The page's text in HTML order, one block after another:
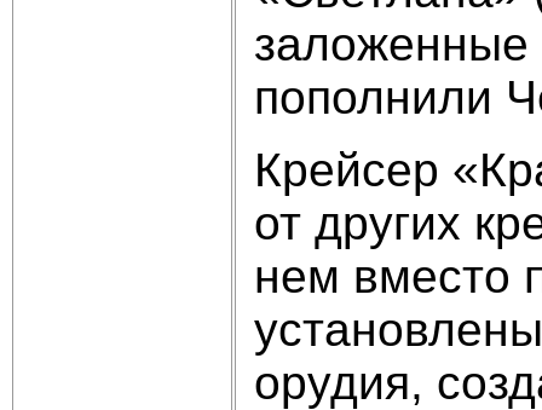
заложенные
пополнили
Крейсер
от других
нем вместо
орудия,